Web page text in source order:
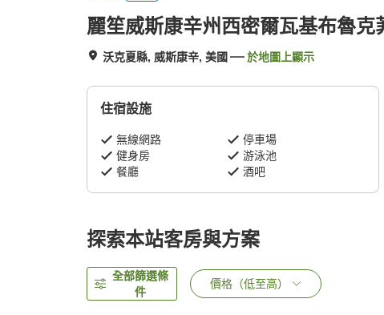
麗笙威斯康辛州西密爾瓦基布魯克
沃克夏縣, 威斯康辛, 美國 於地圖上顯示
住宿設施
無線網路
停車場
健身房
游泳池
餐廳
酒吧
探索本站客房與方案
全部篩選條
件
價格（低至高）